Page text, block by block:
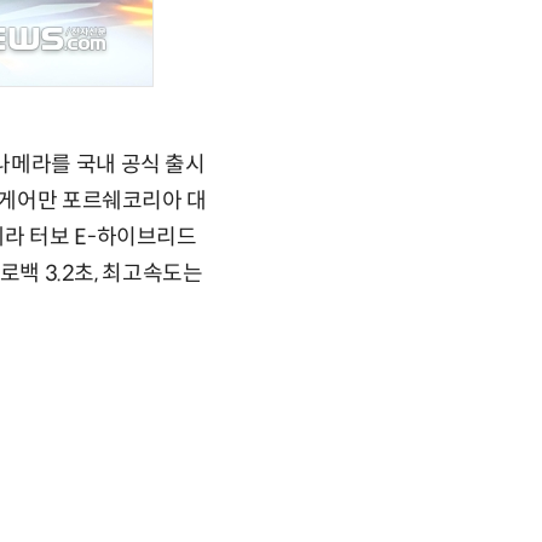
라를 국내 공식 출시
어만 포르쉐코리아 대
터보 E-하이브리드
백 3.2초, 최고속도는